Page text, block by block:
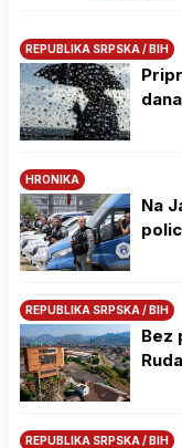
REPUBLIKA SRPSKA / BIH
HRONIKA
Na
REPUBLIKA SRPSKA / BIH
Bez
REPUBLIKA SRPSKA / BIH